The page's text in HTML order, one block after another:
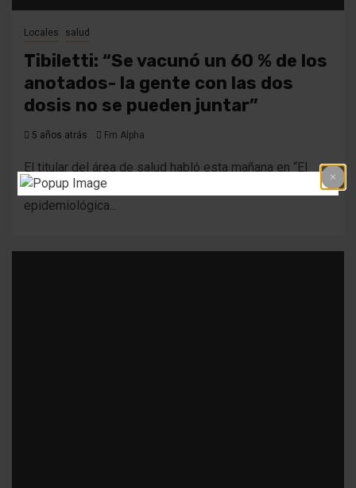
Locales salud
Tibiletti: “Se vacunó un 60 % de los
anotados- la gente con las dos
dosis no se pueden juntar”
5 años atrás Fm Alpha
El titular del área de salud habló esta mañana en “El
Periodístico” e hizo un balance de la situación
epidemiológica...